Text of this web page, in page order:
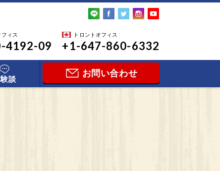
フィス
4192-09
トロントオフィス
+1-647-860-6332
談
お問い合わせ